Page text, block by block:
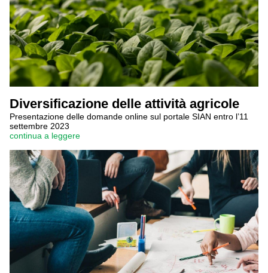
Diversificazione delle attività agricole
Presentazione delle domande online sul portale SIAN entro l’11
settembre 2023
continua a leggere